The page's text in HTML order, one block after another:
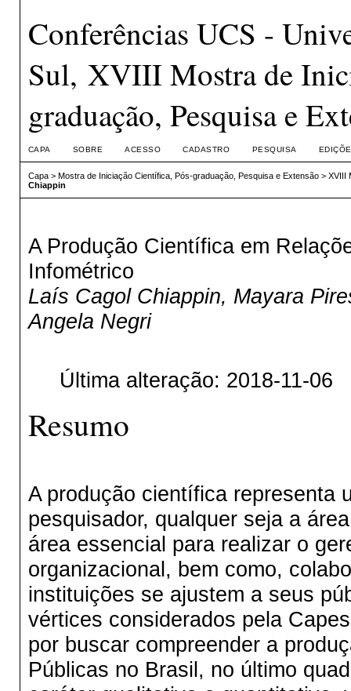
Conferências UCS -
Sul, XVIII Mostra de
graduação, Pesquisa e
CAPA SOBRE ACESSO CADASTRO PESQUISA
Capa> Mostra de Iniciação Científica, Pós-graduação, Pesquisa e Extensão> XVIII
Chiappin
A Produção Científica em
Infométrico
Laís Cagol Chiappin, Mayara
Angela Negri
Última alteração: 2018-11-06
Resumo
A produção científica representa
pesquisador, qualquer seja a
área essencial para realizar o
organizacional, bem como,
instituições se ajustem a seus
vértices considerados pela
por buscar compreender a
Públicas no Brasil, no último